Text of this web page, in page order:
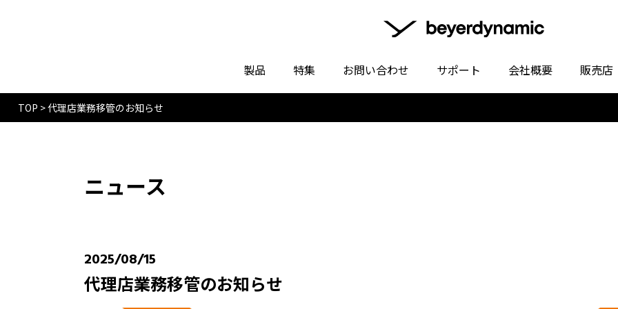
製品 特集 お問い合わせ サポート 会社概要 販売店
TOP >代理店業務移管のお知らせ
ニュース
2025/08/15
代理店業務移管のお知らせ